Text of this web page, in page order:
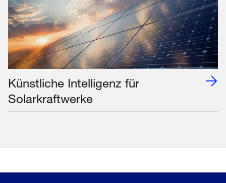
Künstliche Intelligenz für
Solarkraftwerke